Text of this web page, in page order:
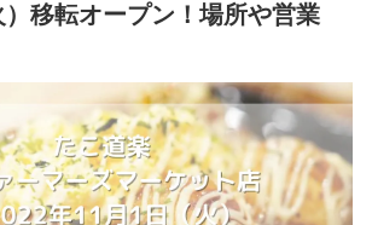
移転オープン！場所や営業